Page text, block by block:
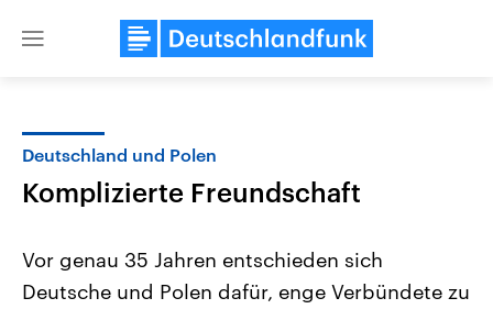
Close
Deutschland und Polen
Komplizierte Freundschaft
Vor genau 35 Jahren entschieden sich
Deutsche und Polen dafür, enge Verbündete zu